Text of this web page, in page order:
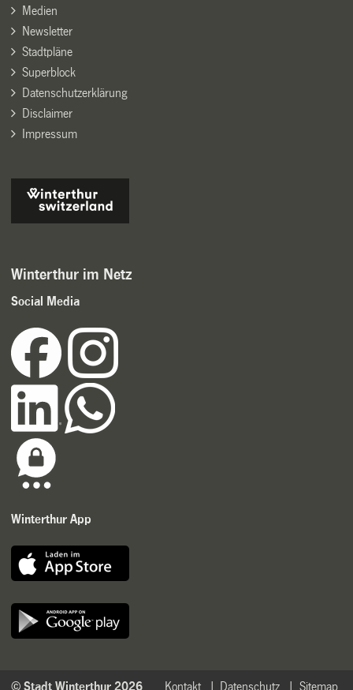
Medien
Newsletter
Stadtpläne
Superblock
Datenschutzerklärung
Disclaimer
Impressum
Winterthur im Netz
Social Media
Winterthur App
Sitemap
Datenschutz
Kontakt
© Stadt Winterthur 2026